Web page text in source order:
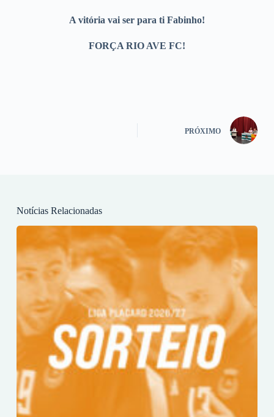
A vitória vai ser para ti Fabinho!
FORÇA RIO AVE FC!
PRÓXIMO
Notícias Relacionadas